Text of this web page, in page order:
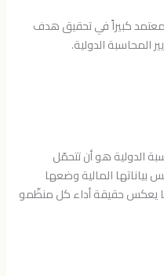
كبيراً في تحقيق هدف
المحاسبة الدولية.
الدولية هو أن تتحمّل
المالية وضعها
يعكس حقيقة أداء كل منظّمو